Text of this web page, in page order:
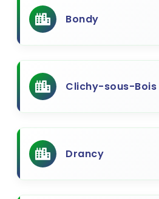
Bondy
Clichy-sous-Bois
Drancy